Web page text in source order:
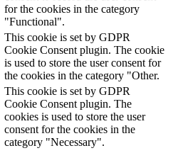
for the cookies in the category
"Functional".
This cookie is set by GDPR
Cookie Consent plugin. The cookie
is used to store the user consent for
the cookies in the category "Other.
This cookie is set by GDPR
Cookie Consent plugin. The
cookies is used to store the user
consent for the cookies in the
category "Necessary".